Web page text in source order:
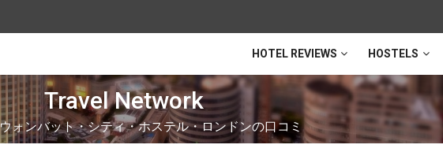
HOTEL REVIEWS HOSTELS
Travel Network
ウォンバット・シティ・ホステル・ロンドンの口コミ